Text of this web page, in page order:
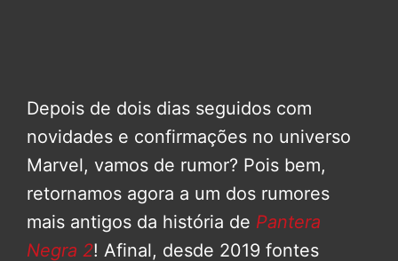
Depois de dois dias seguidos com
novidades e confirmações no universo
Marvel, vamos de rumor? Pois bem,
retornamos agora a um dos rumores
mais antigos da história de Pantera
Negra 2! Afinal, desde 2019 fontes